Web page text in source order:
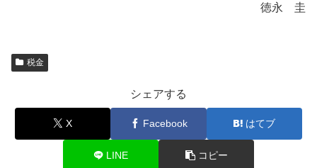
徳永 圭
税金
シェアする
X Facebook はてブ
LINE コピー